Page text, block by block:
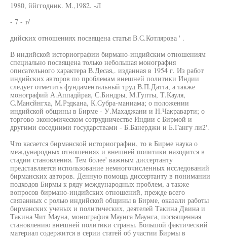
1980, ййггодник. M.,1982. -Л
- 7 - т/
дийских отношениях посвящена статья В.С.Котлярова ' .
В индийской историографии бирмано-индийским отношениям
специально посвящена только небольшая монография
описательного характера В.Десая,. изданная в 1954 г. Из работ
индийских авторов по проблемам внешней политики Индии
следует отметить фундаментальный труд В.П.Датта, а также
монографий А.Аппадйрая, С.Биндры, М.Гупты, Т.Кауля,
С.Мансйнгха, М.Рэдкана, К.Субра-маниама; о положении
индийской общины в Бирме - У.Махаджани и Н.Чакраварти; о
торгово-экономическом сотрудничестве Индии с Бирмой и
другими соседними государствами - Б.Банерджи и Б.Гангу ли2'.
Что касается бирманской историографии, то в Бирме наука о
международных отношениях и внешней политики находится в
стадии становления. Тем более' важным диссертанту
представляется использование немногочисленных исследований
бирманских авторов. Денную помощь диссертанту в понимании
подходов Бирмы к ряду международных проблем, а также
вопросов бирмано-индийских отношений, прежде всего
связанных с ролью индийской общины в Бирме, оказали работы
бирманских ученых и политических, деятелей Такина Двина и
Такина Чит Мауна, монография Маунга Маунга, посвященная
становлению внешней политики страны. Большой фактический
материал содержится в серии статей об участии Бирмы в